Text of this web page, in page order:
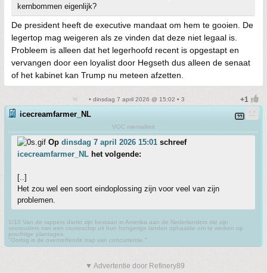
kernbommen eigenlijk?
De president heeft de executive mandaat om hem te gooien. De
legertop mag weigeren als ze vinden dat deze niet legaal is.
Probleem is alleen dat het legerhoofd recent is opgestapt en
vervangen door een loyalist door Hegseth dus alleen de senaat
of het kabinet kan Trump nu meteen afzetten.
• dinsdag 7 april 2026 @ 15:02 • 3
icecreamfarmer_NL
VOC mentaliteit
Op dinsdag 7 april 2026 15:01 schreef
icecreamfarmer_NL het volgende:
[..]
Het zou wel een soort eindoplossing zijn voor veel van zijn
problemen.
1/10 Van de rappers dankt zijn bestaan in Amerika aan de Nederlanders die zijn
voorouders met een cruiseschip uit hun hongerige landen ophaalde om te werken op
prachtige plantages.
"Oorlog is de overtreffende trap van concurrentie."
▼ Advertentie door Refinery89